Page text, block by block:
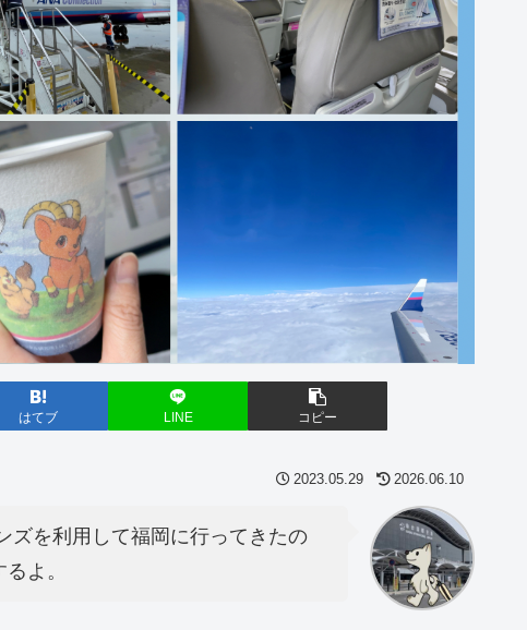
はてブ LINE コピー
2023.05.29 2026.06.10
ズを利用して福岡に行ってきたの
よ。